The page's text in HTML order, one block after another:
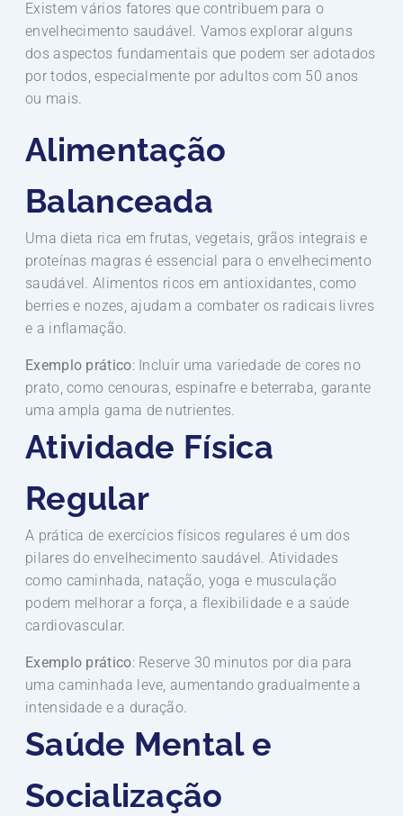
Existem vários fatores que contribuem para o
envelhecimento saudável. Vamos explorar alguns
dos aspectos fundamentais que podem ser adotados
por todos, especialmente por adultos com 50 anos
ou mais.
Alimentação
Balanceada
Uma dieta rica em frutas, vegetais, grãos integrais e
proteínas magras é essencial para o envelhecimento
saudável. Alimentos ricos em antioxidantes, como
berries e nozes, ajudam a combater os radicais livres
e a inflamação.
Exemplo prático: Incluir uma variedade de cores no
prato, como cenouras, espinafre e beterraba, garante
uma ampla gama de nutrientes.
Atividade Física
Regular
A prática de exercícios físicos regulares é um dos
pilares do envelhecimento saudável. Atividades
como caminhada, natação, yoga e musculação
podem melhorar a força, a flexibilidade e a saúde
cardiovascular.
Exemplo prático: Reserve 30 minutos por dia para
uma caminhada leve, aumentando gradualmente a
intensidade e a duração.
Saúde Mental e
Socialização